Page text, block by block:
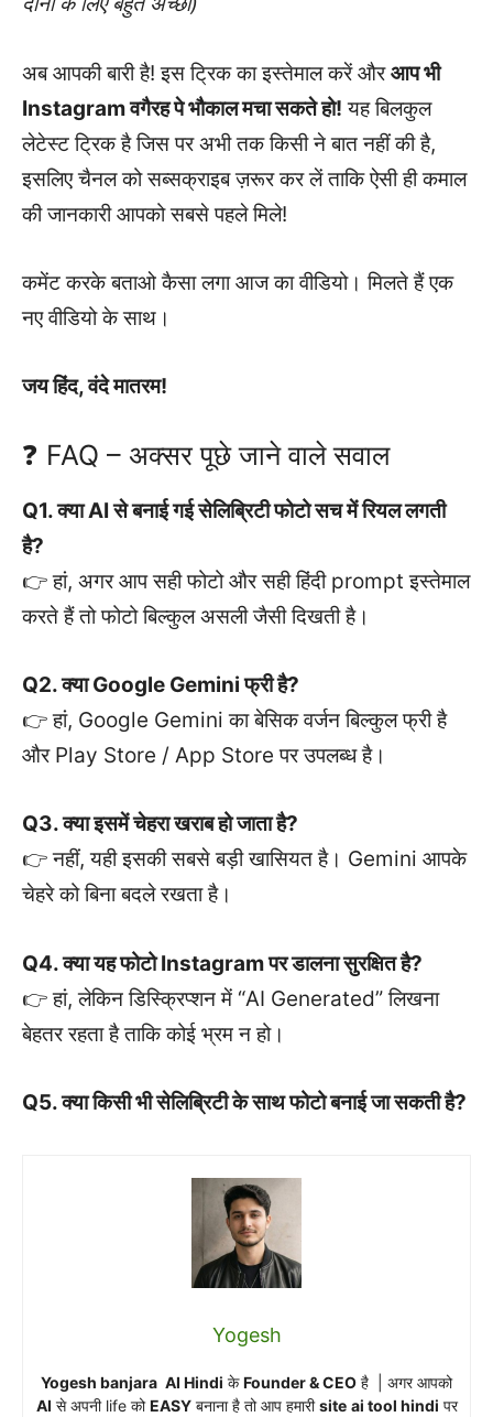
अब आपकी बारी है! इस ट्रिक का इस्तेमाल करें औरआप भी
Instagram वगैरह पे भौकाल मचा सकते हो! यह बिलकुल
लेटेस्ट ट्रिक है जिस पर अभी तक किसी ने बात नहीं की है,
इसलिए चैनल को सब्सक्राइब ज़रूर कर लें ताकि ऐसी ही कमाल
की जानकारी आपको सबसे पहले मिले!
कमेंट करके बताओ कैसा लगा आज का वीडियो। मिलते हैं एक
नए वीडियो के साथ।
जय हिंद, वंदे मातरम!
❓ FAQ – अक्सर पूछे जाने वाले सवाल
Q1. क्या AI से बनाई गई सेलिब्रिटी फोटो सच में रियल लगती
है?
👉 हां, अगर आप सही फोटो और सही हिंदी prompt इस्तेमाल
करते हैं तो फोटो बिल्कुल असली जैसी दिखती है।
Q2. क्या Google Gemini फ्री है?
👉 हां, Google Gemini का बेसिक वर्जन बिल्कुल फ्री है
और Play Store / App Store पर उपलब्ध है।
Q3. क्या इसमें चेहरा खराब हो जाता है?
👉 नहीं, यही इसकी सबसे बड़ी खासियत है। Gemini आपके
चेहरे को बिना बदले रखता है।
Q4. क्या यह फोटो Instagram पर डालना सुरक्षित है?
👉 हां, लेकिन डिस्क्रिप्शन में “AI Generated” लिखना
बेहतर रहता है ताकि कोई भ्रम न हो।
Q5. क्या किसी भी सेलिब्रिटी के साथ फोटो बनाई जा सकती है?
Yogesh
Yogesh banjara AI Hindi केFounder & CEO है | अगर आपको
AI से अपनी life कोEASYबनाना है तो आप हमारीsite ai tool hindi पर